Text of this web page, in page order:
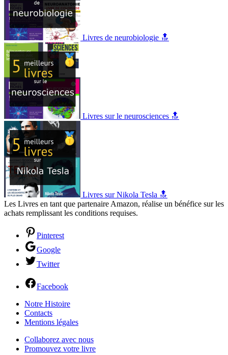
Livres de neurobiologie 🔝
Livres sur le neurosciences 🔝
Livres sur Nikola Tesla 🔝
Les Livres en tant que partenaire Amazon, réalise un bénéfice sur les
achats remplissant les conditions requises.
Pinterest
Google
Twitter
Facebook
Notre Histoire
Contacts
Mentions légales
Collaborez avec nous
Promouvez votre livre